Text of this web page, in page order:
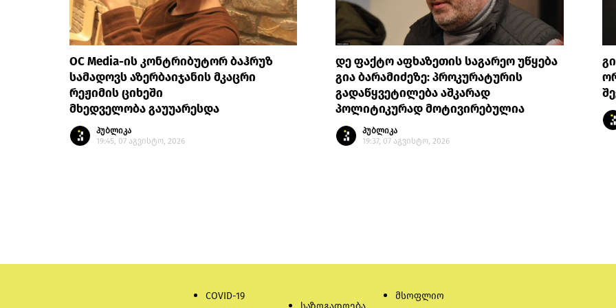
OC Media-ის კონტრიბუტორ ბაჰრუზ
სამადოვს აზერბაიჯანის მკაცრი
რეჟიმის ციხეში
მხედველობა გაუუარესდა
პუბლიკა
19:45, 07 აგვისტო, 2026
დე ფაქტო აფხაზეთის საგარეო უწყება
გია ბარამიძეზე: პროკურატურის
გადაწყვეტილება აშკარად
პოლიტიკურად მოტივირებულია
პუბლიკა
19:37, 07 აგვისტო, 2026
COVID-19
მსოფლიო